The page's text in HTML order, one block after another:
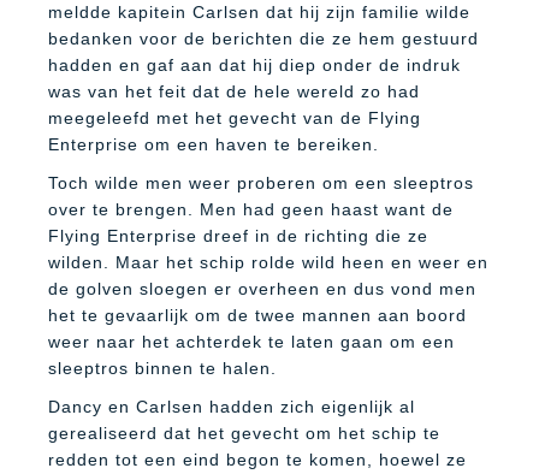
meldde kapitein Carlsen dat hij zijn familie wilde
bedanken voor de berichten die ze hem gestuurd
hadden en gaf aan dat hij diep onder de indruk
was van het feit dat de hele wereld zo had
meegeleefd met het gevecht van de Flying
Enterprise om een haven te bereiken.
Toch wilde men weer proberen om een sleeptros
over te brengen. Men had geen haast want de
Flying Enterprise dreef in de richting die ze
wilden. Maar het schip rolde wild heen en weer en
de golven sloegen er overheen en dus vond men
het te gevaarlijk om de twee mannen aan boord
weer naar het achterdek te laten gaan om een
sleeptros binnen te halen.
Dancy en Carlsen hadden zich eigenlijk al
gerealiseerd dat het gevecht om het schip te
redden tot een eind begon te komen, hoewel ze